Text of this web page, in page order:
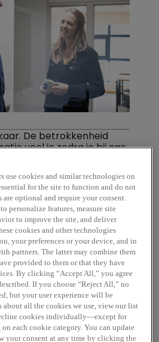
De betrokkenheid
voel je zodra je bij ons
op de
We zijn innovatief,
altijd in ontwikkeling.
use cookies and similar technologies on
for the site to function and do not
are optional and require your consent.
personalize features, measure site
to improve the site, and deliver
cookies and other technologies
your preferences or your device, and in
partners. The latter may combine them
provided to them or that they have
By clicking “Accept All,” you agree
If you choose “Reject All,” no
but your user experience will be
about all the cookies we use, view our list
cookies individually—except for
each cookie category. You can update
your consent at any time by clicking the